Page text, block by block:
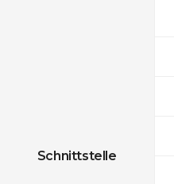
Schnittstelle